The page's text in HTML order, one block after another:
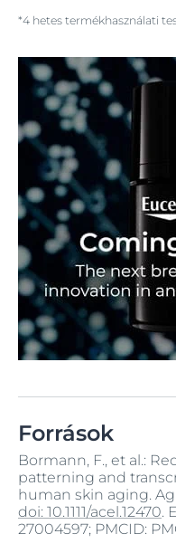
*4 hetes termékhasználati
Források
Bormann, F., et al.:
patterning and
human skin aging.
doi: 10.1111/acel.12470.
27004597; PMCID: